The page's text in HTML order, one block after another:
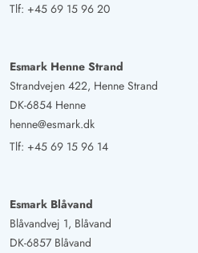
Tlf: +45 69 15 96 20
Esmark Henne Strand
Strandvejen 422, Henne Strand
DK-6854 Henne
henne@esmark.dk
Tlf: +45 69 15 96 14
Esmark Blåvand
Blåvandvej 1, Blåvand
DK-6857 Blåvand